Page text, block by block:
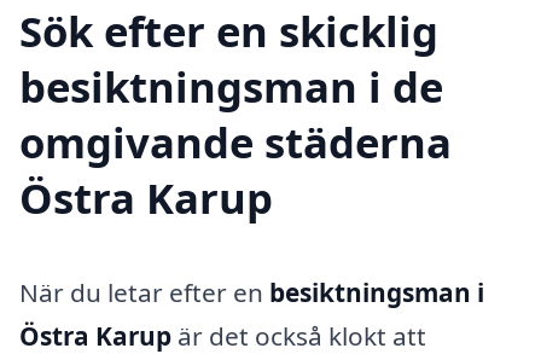
Sök efter en skicklig
besiktningsman i de
omgivande städerna
Östra Karup
När du letar efter en besiktningsman i
Östra Karup är det också klokt att